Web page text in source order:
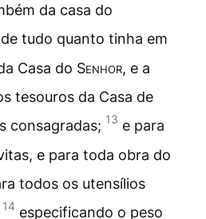
da casa do
tudo quanto tinha em
Casa do Senhor, e a
tesouros da Casa de
consagradas; 13 e para
e para toda obra do
todos os utensílios
14 especificando o peso